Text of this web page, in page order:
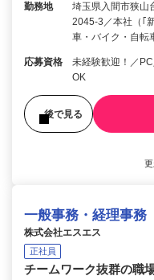
勤務地
埼玉県入間市狭
2045-3／本社（｢
車・バイク・自転
応募資格
未経験歓迎！／
OK
後で見る
一般事務・経理事務
株式会社エスエス
正社員
チームワーク抜群の職